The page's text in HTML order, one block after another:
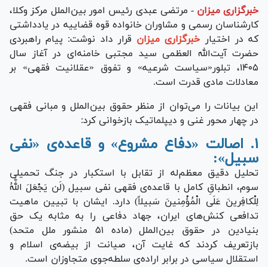
خبرگزاری میزان - مرتضی عبدی رئیس امور بین‌الملل مرکز وکلا،
کارشناسان رسمی و مشاوران خانواده قوه قضاییه در یادداشتی
که در اختیار خبرگزاری میزان قرار داد نوشت: پیام راهبردی
حضرت آیت‌الله العظمی سید مجتبی خامنه‌ای در آغاز سال
۱۴۰۵، تبلور«سیاست شرعیه» و تفوق «عقلانیت فقهی» بر
معادلات مادی قدرت است.
این بیانات را می‌توان از منظر حقوق بین‌الملل و مبانی فقهی
در چهار محور غنی و دیپلماتیک بازخوانی کرد:
۱. اصالت «دفاع مشروع» و قاعده‌ی «نفی
سبیل»:
تحلیل دقیق معظم‌له از تقابل با استکبار در جنگ تحمیلی
سوم، انطباقِ کامل با قاعده‌ی فقهی نفی سبیل (لَن یَجْعَلَ اللَّهُ
لِلْکافِرینَ عَلَی الْمُؤْمِنینَ سَبیلاً) دارد. ایشان با تبیین ماهیت
تدافعی کنش‌های ایران، جهاد دفاعی را به مثابه یک حق
بنیادین در حقوق بین‌الملل (ماده ۵۱ منشور ملل متحد)
بازتعریف کردند که غایت آن، صیانت از بیضه‌ی اسلام و
استقلال سیاسی در برابر اراده‌ی سلطه‌جوی متجاوزان است.